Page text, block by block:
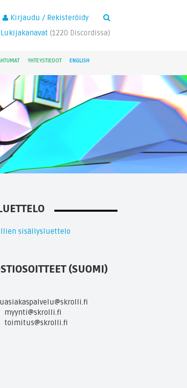
Kirjaudu / Rekisteröidy
Lukijakanavat (1220 Discordissa)
YHTEYSTIEDOT ENGLISH
sisällysluettelo
(SUOMI)
asiakaspalvelu@skrolli.fi
myynti@skrolli.fi
toimitus@skrolli.fi